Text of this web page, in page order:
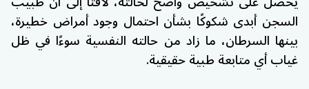
السجن أبدى شكوكًا بشأن احتمال وجود أمراض خطيرة،
بينها السرطان، ما زاد من حالته النفسية سوءًا في ظل
غياب أي متابعة طبية حقيقية.